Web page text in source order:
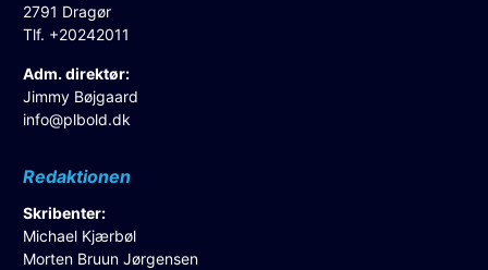
2791 Dragør
Tlf. +20242011
Adm. direktør:
Jimmy Bøjgaard
info@plbold.dk
Redaktionen
Skribenter:
Michael Kjærbøl
Morten Bruun Jørgensen